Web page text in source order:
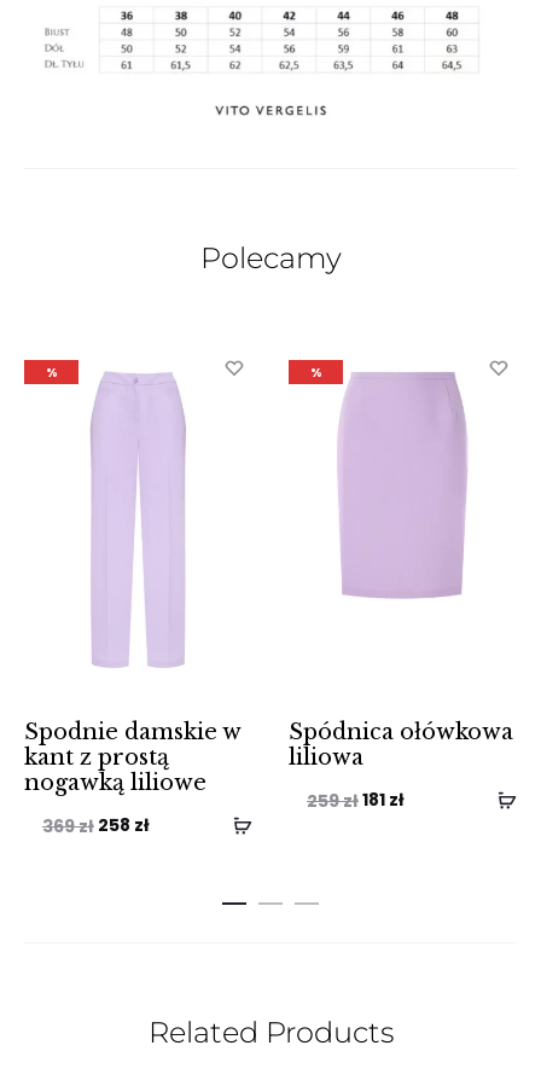
Polecamy
%
Spodnie damskie w
kant z prostą
nogawką liliowe
369zł Pierwotna
258 złAktualna
%
Spódnica ołówkowa
liliowa
259złPierwotna
181 złAktualna
Related Products